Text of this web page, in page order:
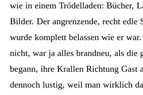
wie in einem Trödelladen: Bücher,
Bilder. Der angrenzende, recht edle
wurde komplett belassen wie er
nicht, war ja alles brandneu, als die
begann, ihre Krallen Richtung Gast
dennoch lustig, weil man wirklich